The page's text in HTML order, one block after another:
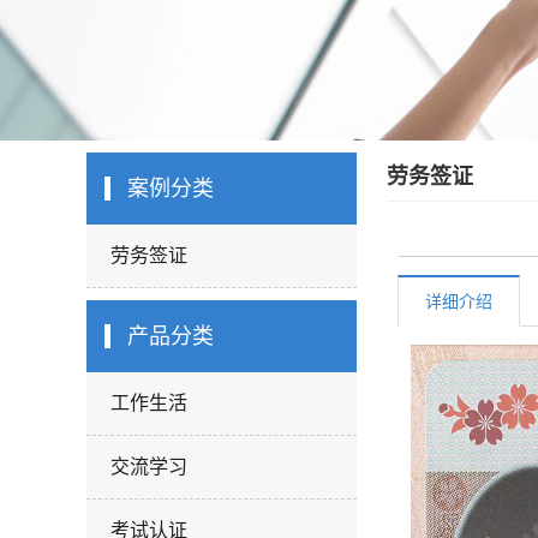
案例分类
劳务签证
产品分类
工作生活
交流学习
考试认证
劳务签证
详细介绍